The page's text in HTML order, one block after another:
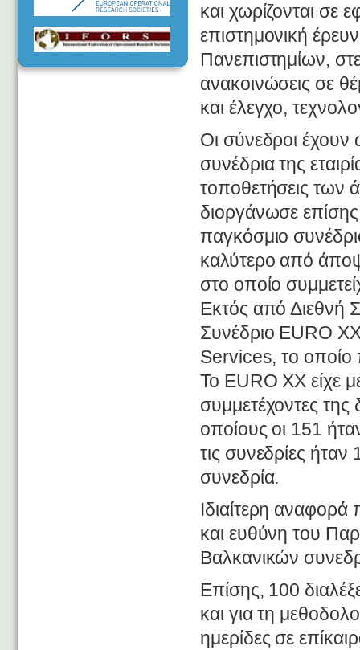
και χωρίζονται σε
επιστημονική
Πανεπιστημίων,
ανακοινώσεις σε
και έλεγχο,
Οι σύνεδροι
συνέδρια της
τοποθετήσεις των
διοργάνωσε
παγκόσμιο
καλύτερο από
στο οποίο
Εκτός από Διεθνή
Συνέδριο EURO
Services, το οποίο
Το EURO XX είχε
συμμετέχοντες
οποίους οι 151
τις συνεδρίες
συνεδρία.
Ιδιαίτερη
και ευθύνη του
Βαλκανικών
Επίσης, 100
και για τη
ημερίδες σε